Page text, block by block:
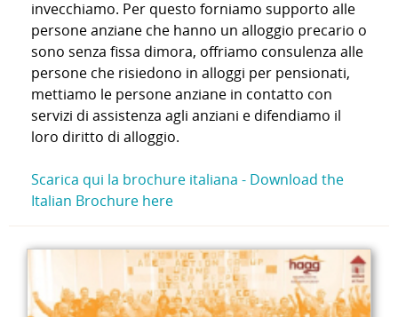
invecchiamo. Per questo forniamo supporto alle
persone anziane che hanno un alloggio precario o
sono senza fissa dimora, offriamo consulenza alle
persone che risiedono in alloggi per pensionati,
mettiamo le persone anziane in contatto con
servizi di assistenza agli anziani e difendiamo il
loro diritto di alloggio.
Scarica qui la brochure italiana - Download the
Italian Brochure here